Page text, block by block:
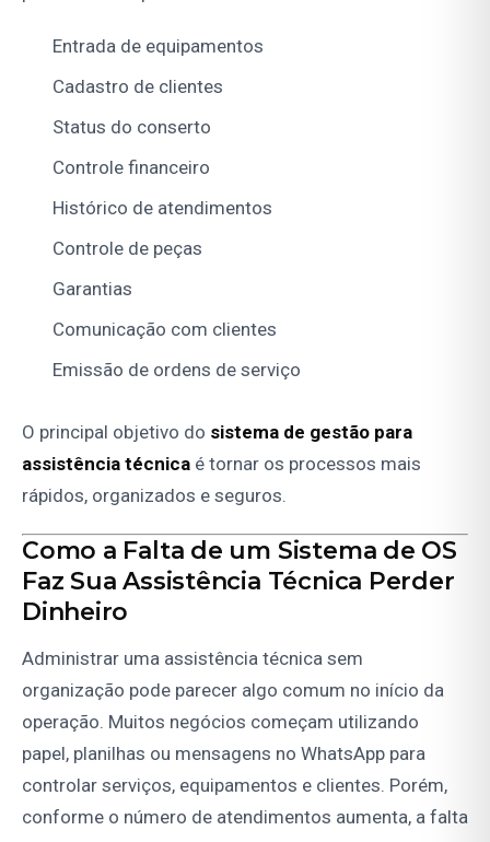
Entrada de equipamentos
Cadastro de clientes
Status do conserto
Controle financeiro
Histórico de atendimentos
Controle de peças
Garantias
Comunicação com clientes
Emissão de ordens de serviço
O principal objetivo do sistema de gestão para
assistência técnica é tornar os processos mais
rápidos, organizados e seguros.
Como a Falta de um Sistema de OS
Faz Sua Assistência Técnica Perder
Dinheiro
Administrar uma assistência técnica sem
organização pode parecer algo comum no início da
operação. Muitos negócios começam utilizando
papel, planilhas ou mensagens no WhatsApp para
controlar serviços, equipamentos e clientes. Porém,
conforme o número de atendimentos aumenta, a falta